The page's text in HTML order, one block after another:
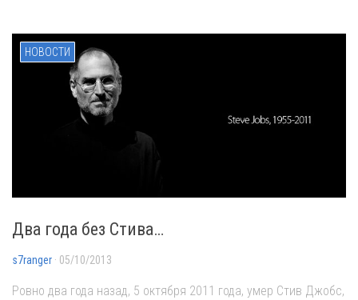
НОВОСТИ
Два года без Стива…
s7ranger · 05/10/2013
Ровно два года назад, 5 октября 2011 года, умер Стив Джобс,